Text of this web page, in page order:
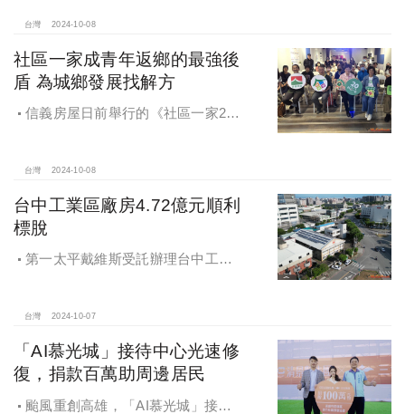
家邸「長築白樓1」
台灣 2024-10-08
社區一家成青年返鄉的最強後
盾 為城鄉發展找解方
信義房屋日前舉行的《社區一家20
彰化鬆勢三日節策展人劉孟豪分享他
家鄉帶來改變和發展的故事。
台灣 2024-10-08
台中工業區廠房4.72億元順利
標脫
第一太平戴維斯受託辦理台中工業
價率5％。
台灣 2024-10-07
「AI慕光城」接待中心光速修
復，捐款百萬助周邊居民
颱風重創高雄，「AI慕光城」接待